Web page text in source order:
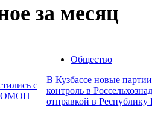
за месяц
с
ОМОН
Общество
В Кузбассе новые
контроль в
отправкой в Республику